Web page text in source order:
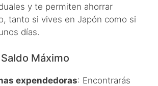
y te permiten ahorrar
tanto si vives en Japón como si
días.
Máximo
expendedoras: Encontrarás